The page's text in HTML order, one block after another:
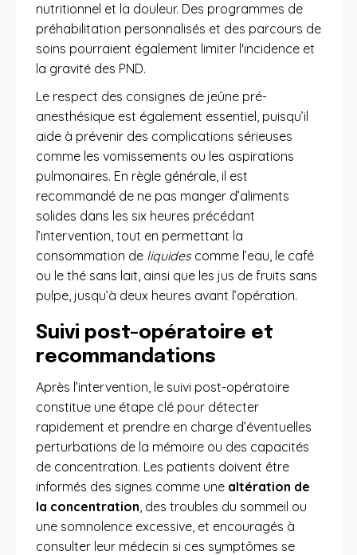
nutritionnel et la douleur. Des programmes de
préhabilitation personnalisés et des parcours de
soins pourraient également limiter l'incidence et
la gravité des PND.
Le respect des consignes de jeûne pré-
anesthésique est également essentiel, puisqu’il
aide à prévenir des complications sérieuses
comme les vomissements ou les aspirations
pulmonaires. En règle générale, il est
recommandé de ne pas manger d’aliments
solides dans les six heures précédant
l’intervention, tout en permettant la
consommation de liquidescomme l’eau, le café
ou le thé sans lait, ainsi que les jus de fruits sans
pulpe, jusqu’à deux heures avant l’opération.
Suivi post-opératoire et
recommandations
Après l’intervention, le suivi post-opératoire
constitue une étape clé pour détecter
rapidement et prendre en charge d’éventuelles
perturbations de la mémoire ou des capacités
de concentration. Les patients doivent être
informés des signes comme une altération de
la concentration, des troubles du sommeil ou
une somnolence excessive, et encouragés à
consulter leur médecin si ces symptômes se